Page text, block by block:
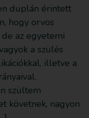
duplán érintett
hogy orvos
az egyetemi
a szülés
illetve a
szültem
követnek, nagyon